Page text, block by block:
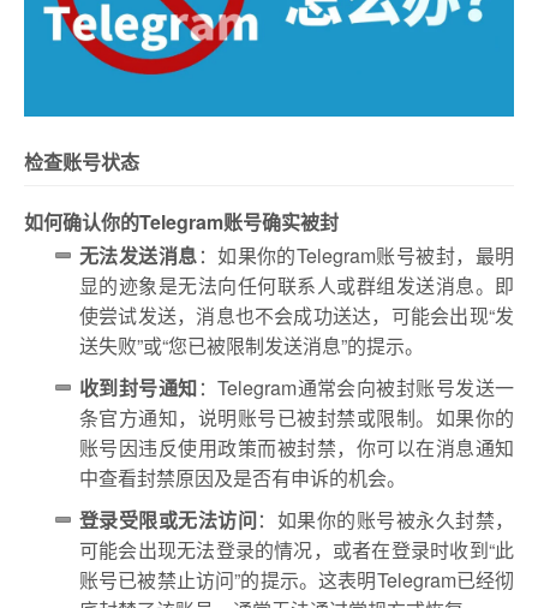
检查账号状态
如何确认你的Telegram账号确实被封
无法发送消息：如果你的Telegram账号被封，最明
显的迹象是无法向任何联系人或群组发送消息。即
使尝试发送，消息也不会成功送达，可能会出现“发
送失败”或“您已被限制发送消息”的提示。
收到封号通知：Telegram通常会向被封账号发送一
条官方通知，说明账号已被封禁或限制。如果你的
账号因违反使用政策而被封禁，你可以在消息通知
中查看封禁原因及是否有申诉的机会。
登录受限或无法访问：如果你的账号被永久封禁，
可能会出现无法登录的情况，或者在登录时收到“此
账号已被禁止访问”的提示。这表明Telegram已经彻